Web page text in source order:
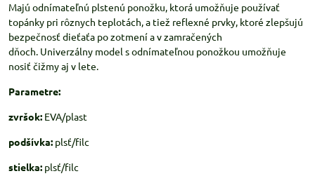
Majú odnímateľnú plstenú ponožku, ktorá umožňuje používať
topánky pri rôznych teplotách, a tiež reflexné prvky, ktoré zlepšujú
bezpečnosť dieťaťa po zotmení a v zamračených
dňoch. Univerzálny model s odnímateľnou ponožkou umožňuje
nosiť čižmy aj v lete.
Parametre:
zvršok: EVA/plast
podšívka: plsť/filc
stielka: plsť/filc